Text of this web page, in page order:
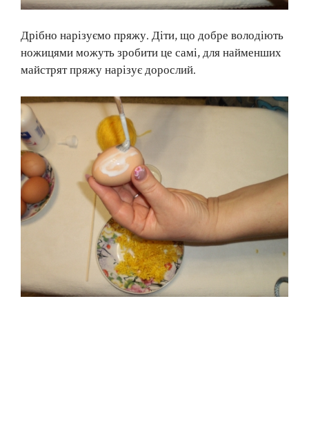
Дрібно нарізуємо пряжу. Діти, що добре володіють
ножицями можуть зробити це самі, для найменших
майстрят пряжу нарізує дорослий.